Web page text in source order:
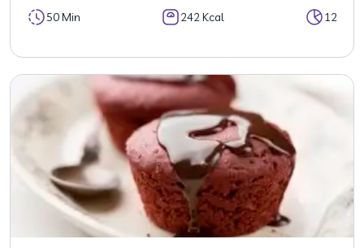
50 Min 242 Kcal 12